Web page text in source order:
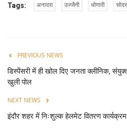
Tags: अनादरा उज्जैनी धोणारी
PREVIOUS NEWS
डिस्पेंसरी में ही खोल दिए जनता क्लीनिक,
खुली पोल
NEXT NEWS
इंदौर शहर में निःशुल्क हेलमेट वितरण